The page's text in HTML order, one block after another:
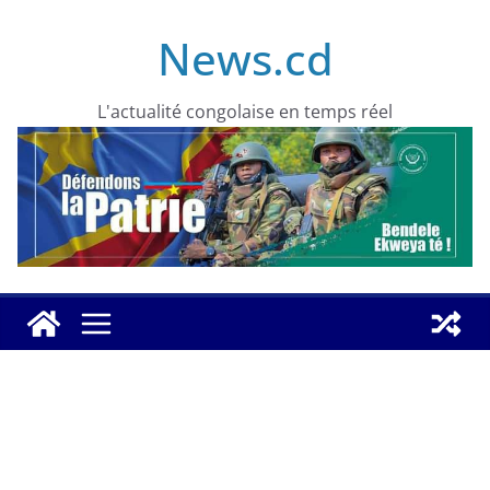
News.cd
L'actualité congolaise en temps réel